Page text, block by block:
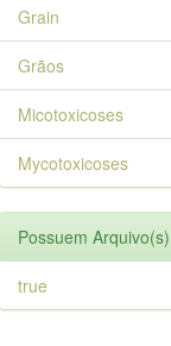
Grain
Grãos
Micotoxicoses
Mycotoxicoses
Possuem Arquivo(s)
true